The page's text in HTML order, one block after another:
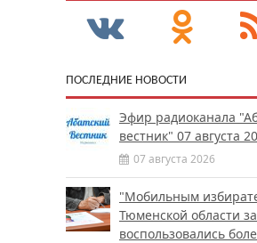
ПОСЛЕДНИЕ НОВОСТИ
Эфир радиоканала
вестник" 07 августа
07 августа 2026
"Мобильным
Тюменской области
воспользовались